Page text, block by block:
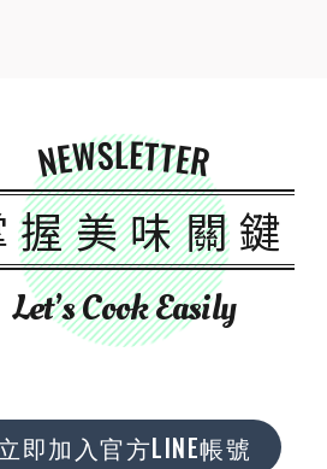
NEWSLETTER
握美味關鍵
Let’s Cook Easily
即加入官方LINE帳號